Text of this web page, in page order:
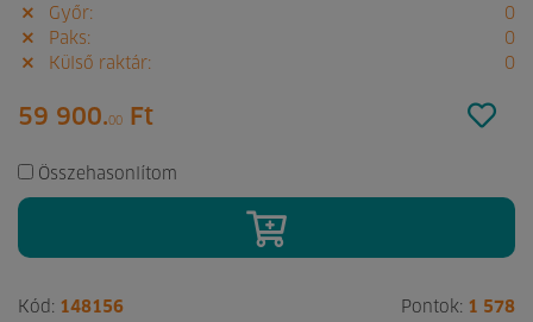
Győr:
0
Paks:
0
Külső raktár:
0
59 900.00 Ft
Összehasonlítom
Kód: 148156 Pontok: 1 578